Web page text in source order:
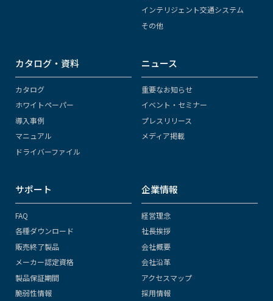
インテリジェント交通システム
その他
カタログ・資料
カタログ
ホワイトペーパー
導入事例
マニュアル
ドライバーファイル
ニュース
重要なお知らせ
イベント・セミナー
プレスリリース
メディア掲載
サポート
FAQ
各種ダウンロード
販売終了製品
メーカー認定資格
製品保証期間
脆弱性情報
企業情報
経営理念
社長挨拶
会社概要
会社沿革
アクセスマップ
採用情報